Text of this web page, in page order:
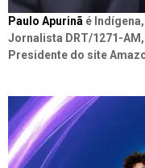
Paulo Apurinã é
Jornalista DRT/1271-
Presidente do site